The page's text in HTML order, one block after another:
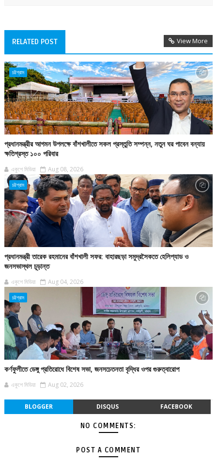
RELATED POST View More
চট্টগ্রাম
প্রধানমন্ত্রীর আগমন উপলক্ষে বাঁশখালীতে সকল প্রস্তুতি সম্পন্ন, নতুন ঘর পাবেন বন্যায়
ক্ষতিগ্রস্ত ১০০ পরিবার
একুশে মিডিয়া Aug 08, 2026
চট্টগ্রাম
প্রধানমন্ত্রী তারেক রহমানের বাঁশখালী সফর: বাহারছড়া সমুদ্রসৈকতে হেলিপ্যাড ও
জনসভাস্থল চূড়ান্ত
একুশে মিডিয়া Aug 04, 2026
চট্টগ্রাম
কর্ণফুলীতে ডেঙ্গু প্রতিরোধে বিশেষ সভা, জনসচেতনতা বৃদ্ধির ওপর গুরুত্বারোপ
একুশে মিডিয়া Aug 02, 2026
BLOGGER DISQUS FACEBOOK
NO COMMENTS:
POST A COMMENT